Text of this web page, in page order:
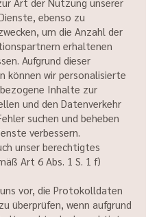
ebenso zu
um die Anzahl der
erhaltenen
Aufgrund dieser
können wir personalisierte
Inhalte zur
und den Datenverkehr
suchen und beheben
verbessern.
unser berechtigtes
Art 6 Abs. 1 S. 1 f)
vor, die Protokolldaten
überprüfen, wenn aufgrund